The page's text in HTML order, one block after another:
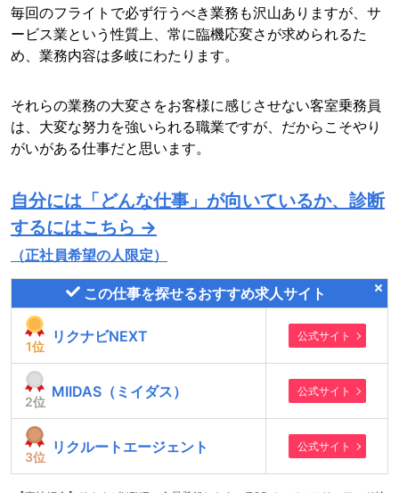
毎回のフライトで必ず行うべき業務も沢山ありますが、サ
ービス業という性質上、常に臨機応変さが求められるた
め、業務内容は多岐にわたります。
それらの業務の大変さをお客様に感じさせない客室乗務員
は、大変な努力を強いられる職業ですが、だからこそやり
がいがある仕事だと思います。
自分には「どんな仕事」が向いているか、診断
するにはこちら →
（正社員希望の人限定）
この仕事を探せるおすすめ求人サイト
1位
リクナビNEXT 公式サイト
2位
MIIDAS（ミイダス） 公式サイト
3位
リクルートエージェント 公式サイト